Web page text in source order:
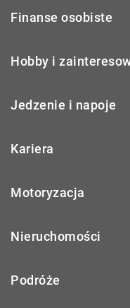
Finanse osobiste
Hobby i
Jedzenie i napoje
Kariera
Motoryzacja
Nieruchomości
Podróże